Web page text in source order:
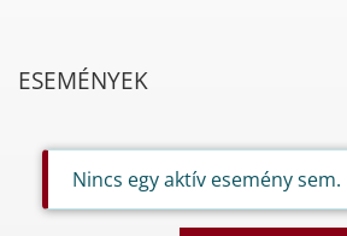
ESEMÉNYEK
Nincs egy aktív esemény sem.